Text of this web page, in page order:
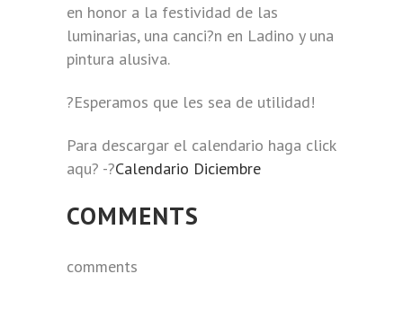
en honor a la festividad de las
luminarias, una canci?n en Ladino y una
pintura alusiva.
?Esperamos que les sea de utilidad!
Para descargar el calendario haga click
aqu? -?Calendario Diciembre
COMMENTS
comments